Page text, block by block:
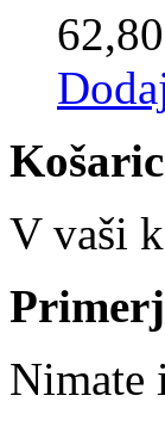
V vaši
Nimate